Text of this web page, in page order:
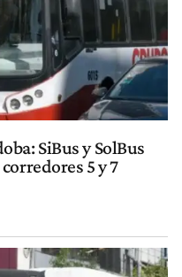
SiBus y SolBus
5 y 7